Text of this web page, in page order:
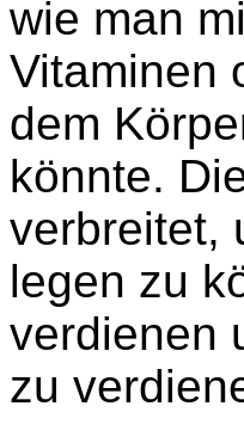
wie man
Vitaminen
dem
könnte.
verbreitet,
legen zu
verdienen
zu